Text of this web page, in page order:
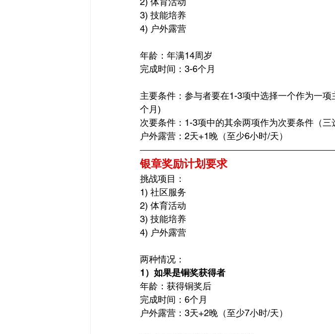
3) 技能培养
4) 户外露营
年龄：年满14周岁
完成时间：3-6个月
主要条件：参与者要在1-3项中选择一个作为一
个月)
次要条件：1-3项中的其余两项作为次要条件（
户外露营：2天+1晚（至少6小时/天）
银章奖励计划要求
挑战项目：
1) 社区服务
2) 体育活动
3) 技能培养
4) 户外露营
两种情况：
1）如果是铜奖获得者
年龄：获得铜奖后
完成时间：6个月
户外露营：3天+2晚（至少7小时/天）